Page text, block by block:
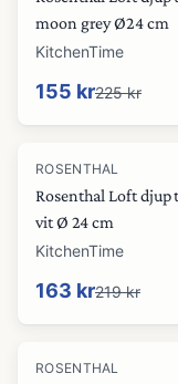
moon grey Ø24 cm
KitchenTime
155 kr225 kr
-26%
ROSENTHAL
Rosenthal Loft djup
vit Ø 24 cm
KitchenTime
163 kr219 kr
-25%
ROSENTHAL